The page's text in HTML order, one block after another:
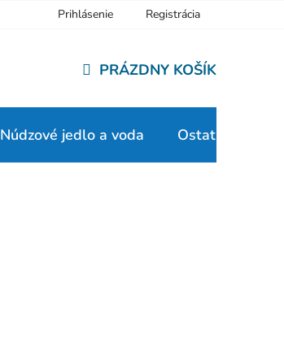
Prihlásenie Registrácia
KOŠÍK
PRÁZDNY KOŠÍK
Núdzové jedlo a voda Ostatné